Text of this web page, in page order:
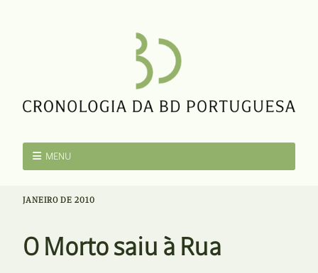
MENU
JANEIRO DE 2010
O Morto saiu à Rua